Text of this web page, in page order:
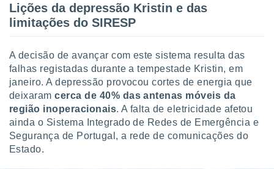
Lições da depressão Kristin e das
limitações do SIRESP
A decisão de avançar com este sistema resulta das
falhas registadas durante a tempestade Kristin, em
janeiro. A depressão provocou cortes de energia que
deixaram cerca de 40% das antenas móveis da
região inoperacionais. A falta de eletricidade afetou
ainda o Sistema Integrado de Redes de Emergência e
Segurança de Portugal, a rede de comunicações do
Estado.